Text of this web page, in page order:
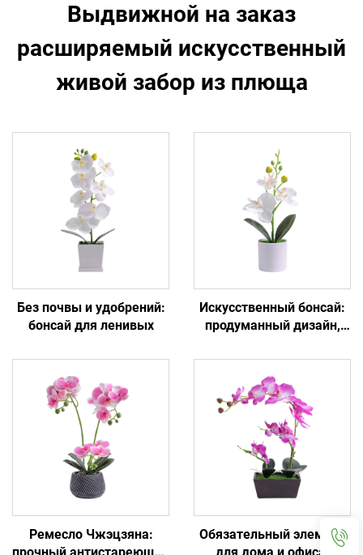
Выдвижной на заказ
расширяемый искусственный
живой забор из плюща
Без почвы и удобрений:
бонсай для ленивых
Искусственный бонсай:
продуманный дизайн,
Ремесло Чжэцзяна:
Обязательный элемент